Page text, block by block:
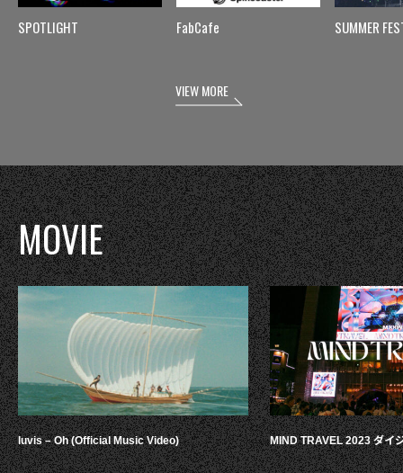
SPOTLIGHT FabCafe SUMMER
VIEW MORE
MOVIE
luvis – Oh (Official Music Video) MIND TRAVEL 2023 ダイ